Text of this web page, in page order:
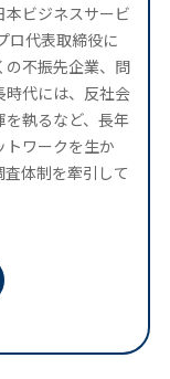
ビジネスサービ
ロ代表取締役に
の不振先企業、問
時代には、反社会
執るなど、長年
トワークを生か
体制を牽引して